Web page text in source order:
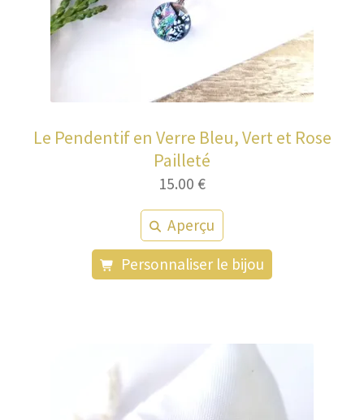
Le Pendentif en Verre Bleu, Vert et Rose
Pailleté
15.00 €
Aperçu
Personnaliser le bijou